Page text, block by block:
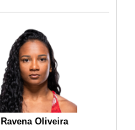
Ravena Oliveira